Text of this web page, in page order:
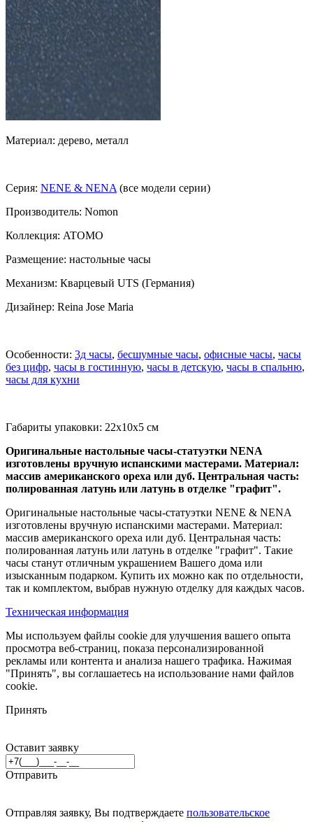
Материал: дерево, металл
Серия: NENE & NENA (все модели серии)
Производитель: Nomon
Коллекция: ATOMO
Размещение: настольные часы
Механизм: Кварцевый UTS (Германия)
Дизайнер: Reina Jose Maria
Особенности: 3д часы, бесшумные часы, офисные часы, часы
без цифр, часы в гостинную, часы в детскую, часы в спальню,
часы для кухни
Габариты упаковки: 22x10x5 см
Оригинальные настольные часы-статуэтки NENA
изготовлены вручную испанскими мастерами. Материал:
массив американского ореха или дуб. Центральная часть:
полированная латунь или латунь в отделке "графит".
Оригинальные настольные часы-статуэтки NENE & NENA
изготовлены вручную испанскими мастерами. Материал:
массив американского ореха или дуб. Центральная часть:
полированная латунь или латунь в отделке "графит". Такие
часы станут отличным украшением Вашего дома или
изысканным подарком. Купить их можно как по отдельности,
так и комплектом, выбрав нужную отделку для каждых часов.
Техническая информация
Мы используем файлы cookie для улучшения вашего опыта
просмотра веб-страниц, показа персонализированной
рекламы или контента и анализа нашего трафика. Нажимая
"Принять", вы соглашаетесь на использование нами файлов
cookie.
Принять
Оставит заявку
Отправить
Отправляя заявку, Вы подтверждаете пользовательское